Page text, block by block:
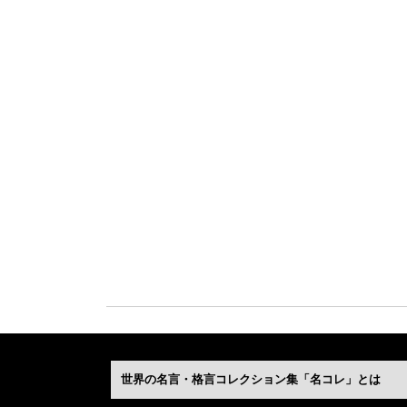
世界の名言・格言コレクション集「名コレ」とは